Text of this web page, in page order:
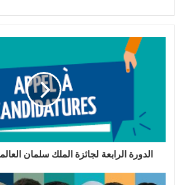
الدورة الرابعة لجائزة الملك سلمان